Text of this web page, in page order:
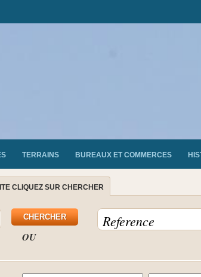
TERRAINS BUREAUX ET COMMERCES
CLIQUEZ SUR CHERCHER
OU